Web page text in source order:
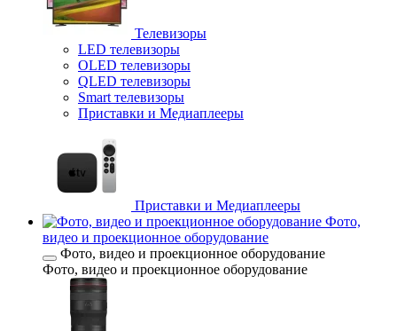
Телевизоры
LED телевизоры
OLED телевизоры
QLED телевизоры
Smart телевизоры
Приставки и Медиаплееры
Приставки и Медиаплееры
Фото,
видео и проекционное оборудование
Фото, видео и проекционное оборудование
Фото, видео и проекционное оборудование